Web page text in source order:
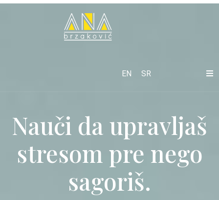
EN SR
Nauči da upravljaš
stresom pre nego
sagoriš.